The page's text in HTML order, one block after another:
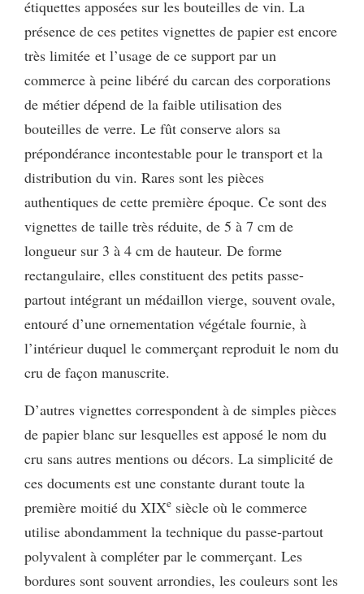
étiquettes apposées sur les bouteilles de vin. La
présence de ces petites vignettes de papier est encore
très limitée et l’usage de ce support par un
commerce à peine libéré du carcan des corporations
de métier dépend de la faible utilisation des
bouteilles de verre. Le fût conserve alors sa
prépondérance incontestable pour le transport et la
distribution du vin. Rares sont les pièces
authentiques de cette première époque. Ce sont des
vignettes de taille très réduite, de 5 à 7 cm de
longueur sur 3 à 4 cm de hauteur. De forme
rectangulaire, elles constituent des petits passe-
partout intégrant un médaillon vierge, souvent ovale,
entouré d’une ornementation végétale fournie, à
l’intérieur duquel le commerçant reproduit le nom du
cru de façon manuscrite.
D’autres vignettes correspondent à de simples pièces
de papier blanc sur lesquelles est apposé le nom du
cru sans autres mentions ou décors. La simplicité de
ces documents est une constante durant toute la
première moitié du XIXe siècle où le commerce
utilise abondamment la technique du passe-partout
polyvalent à compléter par le commerçant. Les
bordures sont souvent arrondies, les couleurs sont les